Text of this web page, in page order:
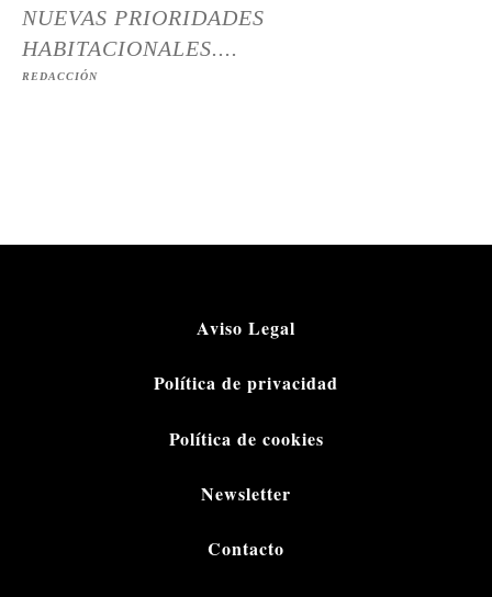
NUEVAS PRIORIDADES
HABITACIONALES....
REDACCIÓN
Aviso Legal
Política de privacidad
Política de cookies
Newsletter
Contacto